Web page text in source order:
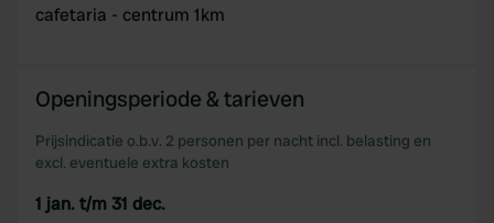
cafetaria - centrum 1km
Openingsperiode & tarieven
Prijsindicatie o.b.v. 2 personen per nacht incl. belasting en
excl. eventuele extra kosten
1 jan. t/m 31 dec.